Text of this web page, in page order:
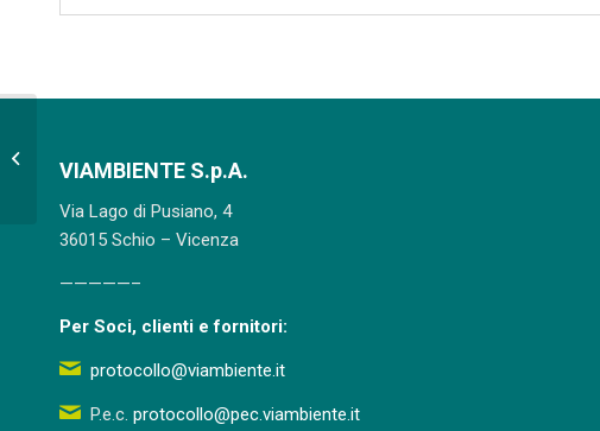
VIAMBIENTE S.p.A.
Via Lago di Pusiano, 4
36015 Schio – Vicenza
—————–
Per Soci, clienti e fornitori:
protocollo@viambiente.it
P.e.c. protocollo@pec.viambiente.it
dell’umido